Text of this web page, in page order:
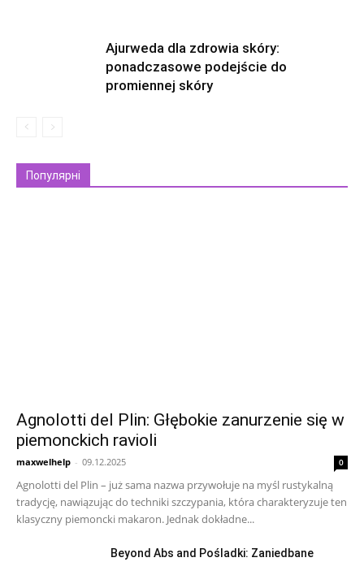
Ajurweda dla zdrowia skóry:
ponadczasowe podejście do
promiennej skóry
Популярні
Agnolotti del Plin: Głębokie zanurzenie się w
piemonckich ravioli
maxwelhelp - 09.12.2025 0
Agnolotti del Plin – już sama nazwa przywołuje na myśl rustykalną
tradycję, nawiązując do techniki szczypania, która charakteryzuje ten
klasyczny piemoncki makaron. Jednak dokładne...
Beyond Abs and Pośladki: Zaniedbane